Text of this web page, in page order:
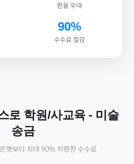
환율 우대
90%
수수료 절감
로 학원/사교육- 미술
송금
행보다 최대 90% 저렴한 수수료